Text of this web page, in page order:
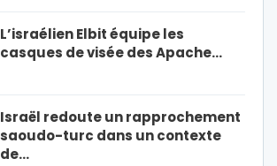
L’israélien Elbit équipe les
casques de visée des Apache…
Israël redoute un rapprochement
saoudo-turc dans un contexte
de…